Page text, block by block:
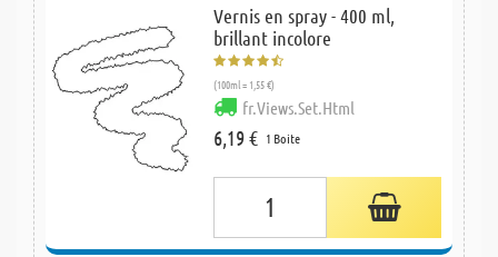
Vernis en spray - 400 ml,
brillant incolore
(100ml = 1,55 €)
fr.Views.Set.Html
6,19 € 1 Boite